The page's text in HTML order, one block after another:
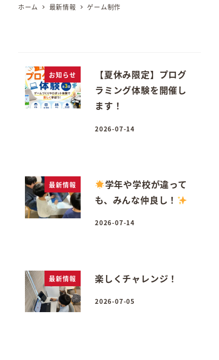
ホーム 最新情報 ゲーム制作
お知らせ
【夏休み限定】プログ
ラミング体験を開催し
ます！
投稿日
2026-07-14
最新情報
学年や学校が違って
も、みんな仲良し！
投稿日
2026-07-14
最新情報 楽しくチャレンジ！
投稿日
2026-07-05